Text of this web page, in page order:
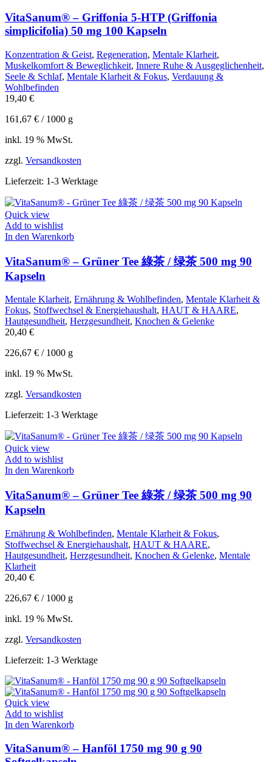
VitaSanum® – Griffonia 5-HTP (Griffonia
simplicifolia) 50 mg 100 Kapseln
Konzentration & Geist, Regeneration, Mentale Klarheit,
Muskelkomfort & Beweglichkeit, Innere Ruhe & Ausgeglichenheit,
Seele & Schlaf, Mentale Klarheit & Fokus, Verdauung &
Wohlbefinden
19,40 €
161,67 € / 1000 g
inkl. 19 % MwSt.
zzgl. Versandkosten
Lieferzeit: 1-3 Werktage
Quick view
Add to wishlist
In den Warenkorb
VitaSanum® – Grüner Tee 綠茶 / 绿茶 500 mg 90
Kapseln
Mentale Klarheit, Ernährung & Wohlbefinden, Mentale Klarheit &
Fokus, Stoffwechsel & Energiehaushalt, HAUT & HAARE,
Hautgesundheit, Herzgesundheit, Knochen & Gelenke
20,40 €
226,67 € / 1000 g
inkl. 19 % MwSt.
zzgl. Versandkosten
Lieferzeit: 1-3 Werktage
Quick view
Add to wishlist
In den Warenkorb
VitaSanum® – Grüner Tee 綠茶 / 绿茶 500 mg 90
Kapseln
Ernährung & Wohlbefinden, Mentale Klarheit & Fokus,
Stoffwechsel & Energiehaushalt, HAUT & HAARE,
Hautgesundheit, Herzgesundheit, Knochen & Gelenke, Mentale
Klarheit
20,40 €
226,67 € / 1000 g
inkl. 19 % MwSt.
zzgl. Versandkosten
Lieferzeit: 1-3 Werktage
Quick view
Add to wishlist
In den Warenkorb
VitaSanum® – Hanföl 1750 mg 90 g 90